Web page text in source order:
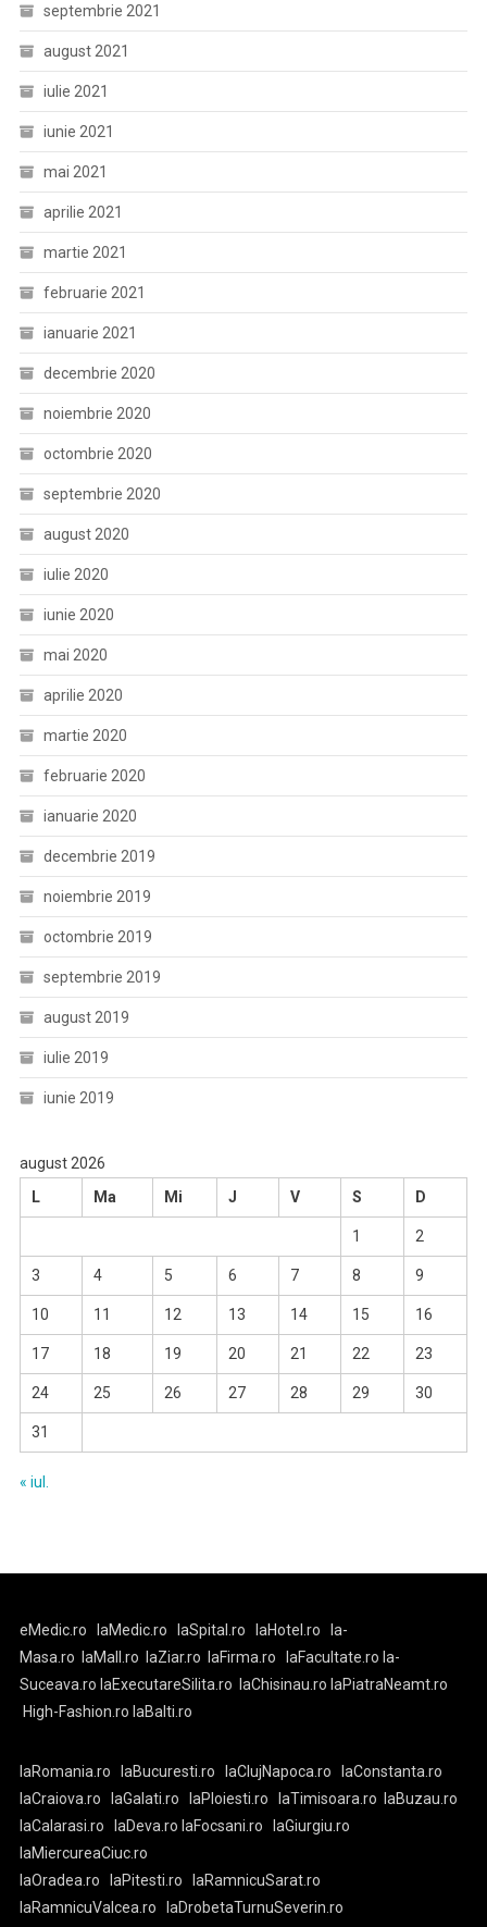
septembrie 2021
august 2021
iulie 2021
iunie 2021
mai 2021
aprilie 2021
martie 2021
februarie 2021
ianuarie 2021
decembrie 2020
noiembrie 2020
octombrie 2020
septembrie 2020
august 2020
iulie 2020
iunie 2020
mai 2020
aprilie 2020
martie 2020
februarie 2020
ianuarie 2020
decembrie 2019
noiembrie 2019
octombrie 2019
septembrie 2019
august 2019
iulie 2019
iunie 2019
august 2026
L
Ma Mi J V S D
1 2
3 4 5 6 7 8 9
10 11 12 13 14 15 16
17 18 19 20 21 22 23
24 25 26 27 28 29 30
31
« iul.
eMedic.ro laMedic.ro laSpital.ro laHotel.ro
la-
Masa.ro
laMall.ro laZiar.ro laFirma.ro laFacultate.ro la-
Suceava.ro laExecutareSilita.ro laChisinau.ro laPiatraNeamt.ro
High-Fashion.ro laBalti.ro
laRomania.ro laBucuresti.ro laClujNapoca.ro
laConstanta.ro
laCraiova.ro
laGalati.ro laPloiesti.ro laTimisoara.ro
laBuzau.ro
laCalarasi.ro
laDeva.ro laFocsani.ro
laGiurgiu.ro
laMiercureaCiuc.ro
laOradea.ro
laPitesti.ro
laRamnicuSarat.ro
laRamnicuValcea.ro
laDrobetaTurnuSeverin.ro